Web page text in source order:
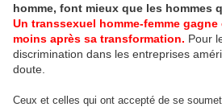
homme, font mieux que les hommes
Un transsexuel homme-femme gagne
moins après sa transformation. Pour
discrimination dans les entreprises
doute.
Ceux et celles qui ont accepté de se